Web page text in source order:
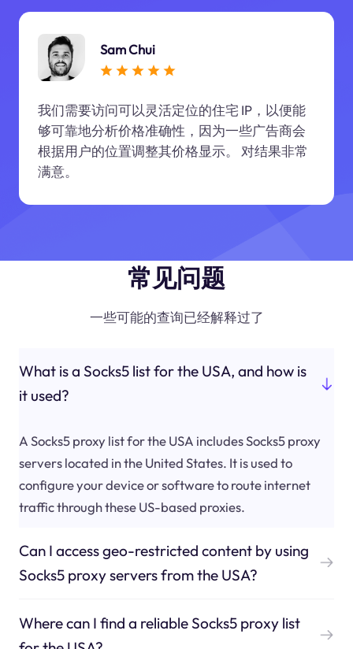
Sam Chui
我们需要访问可以灵活定位的住宅 IP，以便能
够可靠地分析价格准确性，因为一些广告商会
根据用户的位置调整其价格显示。 对结果非常
满意。
常见问题
一些可能的查询已经解释过了
What is a Socks5 list for the USA, and how is
it used?
A Socks5 proxy list for the USA includes Socks5 proxy
servers located in the United States. It is used to
configure your device or software to route internet
traffic through these US-based proxies.
Can I access geo-restricted content by using
Socks5 proxy servers from the USA?
Where can I find a reliable Socks5 proxy list